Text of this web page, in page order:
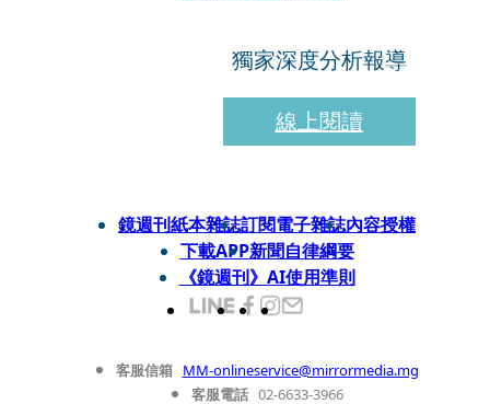
獨家深度分析報導
線上閱讀
鏡週刊紙本雜誌訂閱電子雜誌內容授權
下載APP新聞自律綱要
《鏡週刊》AI使用準則
客服信箱 MM-onlineservice@mirrormedia.mg
客服電話 02-6633-3966